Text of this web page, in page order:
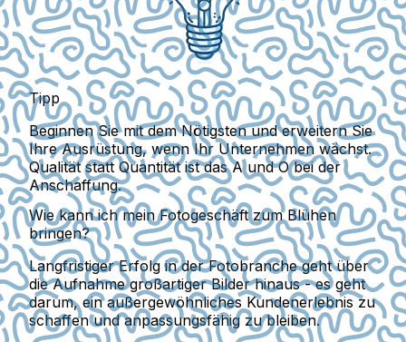
Tipp
Beginnen Sie mit dem Nötigsten und erweitern Sie
Ihre Ausrüstung, wenn Ihr Unternehmen wächst.
Qualität statt Quantität ist das A und O bei der
Anschaffung.
Wie kann ich mein Fotogeschäft zum Blühen
bringen?
Langfristiger Erfolg in der Fotobranche geht über
die Aufnahme großartiger Bilder hinaus - es geht
darum, ein außergewöhnliches Kundenerlebnis zu
schaffen und anpassungsfähig zu bleiben.